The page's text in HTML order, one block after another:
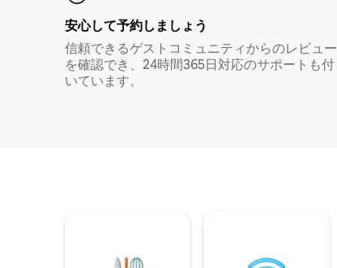
安心して予約しましょう
信頼できるゲストコミュニティからのレビュー
を確認でき、24時間365日対応のサポートも付
いています。